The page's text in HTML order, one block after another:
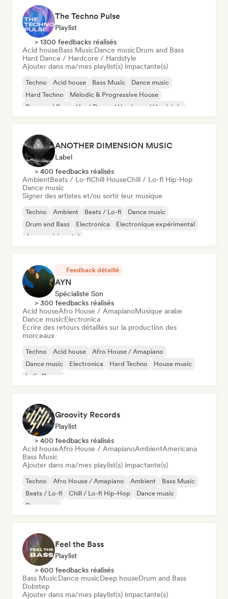
The Techno Pulse
Playlist
> 1300 feedbacks réalisés
Acid houseBass MusicDance musicDrum and Bass
Hard Dance / Hardcore / Hardstyle
Ajouter dans ma/mes playlist(s) impactante(s)
Techno Acid house Bass Music
Dance music
Hard Techno
Melodic & Progressive House
Drum and Bass
Hard Dance / Hardcore / Hardstyle
ANOTHER DIMENSION MUSIC
Label
> 400 feedbacks réalisés
AmbientBeats / Lo-fiChill HouseChill / Lo-fi Hip-Hop
Dance music
Signer des artistes et/ou sortir leur musique
Techno Ambient Beats / Lo-fi
Dance music
Drum and Bass
Electronica
Electronique expérimental
Jazz expérimental
Feedback détaillé
AYN
Spécialiste Son
> 300 feedbacks réalisés
Acid houseAfro House / AmapianoMusique arabe
Dance musicElectronica
Ecrire des retours détaillés sur la production des
morceaux
Techno Acid house
Afro House / Amapiano
Dance music
Electronica Hard Techno
House music
Indie Dance
Groovity Records
Playlist
> 400 feedbacks réalisés
Acid houseAfro House / AmapianoAmbientAmericana
Bass Music
Ajouter dans ma/mes playlist(s) impactante(s)
Techno Afro House / Amapiano Ambient
Bass Music
Beats / Lo-fi
Chill / Lo-fi Hip-Hop
Dance music
Dance pop
Feel the Bass
Playlist
> 600 feedbacks réalisés
Bass MusicDance musicDeep houseDrum and Bass
Dubstep
Ajouter dans ma/mes playlist(s) impactante(s)